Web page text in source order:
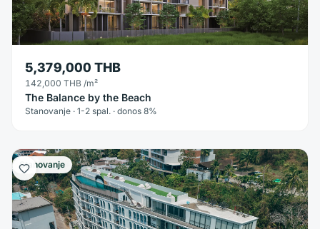
5,379,000 THB
142,000 THB /m²
The Balance by the Beach
Stanovanje · 1-2 spal. · donos 8%
Stanovanje